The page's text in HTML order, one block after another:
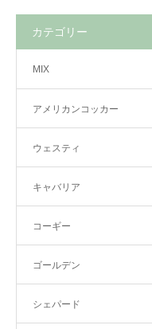
カテゴリー
MIX
アメリカンコッカー
ウェスティ
キャバリア
コーギー
ゴールデン
シェパード